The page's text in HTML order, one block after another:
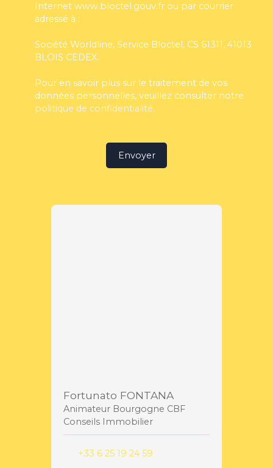
Internet www.bloctel.gouv.fr ou par courrier
adressé à :
Société Worldline, Service Bloctel, CS 61311, 41013
BLOIS CEDEX.
Pour en savoir plus sur le traitement de vos
données personnelles, veuillez consulter notre
politique de confidentialité.
Envoyer
Fortunato FONTANA
Animateur Bourgogne CBF
Conseils Immobilier
+33 6 25 19 24 59